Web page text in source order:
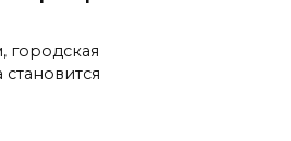
городская